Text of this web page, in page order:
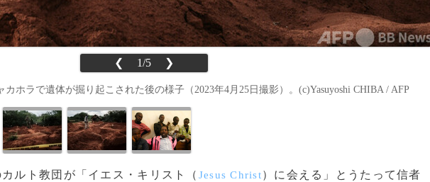
❮ 1/5 ❯
ホラで遺体が掘り起こされた後の様子（2023年4月25日撮影）。(c)Yasuyoshi CHIBA / AFP
ルト教団が「イエス・キリスト（ Jesus Christ）に会える」とうたって信者